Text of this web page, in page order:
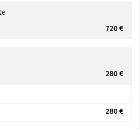
720 €
280 €
280 €